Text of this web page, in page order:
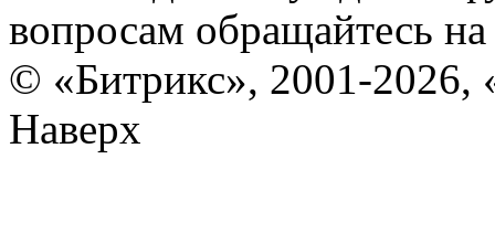
вопросам обращайтесь
© «Битрикс», 2001-2026,
Наверх